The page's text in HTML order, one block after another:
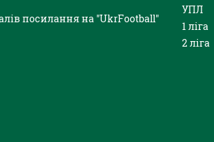
посилання на "UkrFootball"
УПЛ
1 ліга
2 ліга